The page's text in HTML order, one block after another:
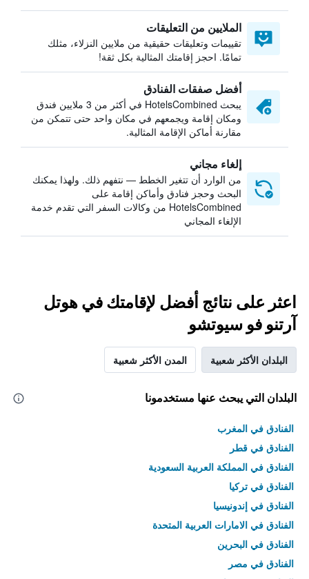
الملايين من التعليقات
تقييمات وتعليقات حقيقية من ملايين النزلاء، مثلك
تمامًا. احجز إقامتك المثالية بكل ثقة!
أفضل صفقات الفنادق
يبحث HotelsCombined في أكثر من 3 ملايين فندق
ومكان إقامة ويجمعهم في مكان واحد حتى تتمكن من
مقارنة أماكن الإقامة المثالية.
إلغاء مجاني
من الوارد أن تتغير الخطط — نتفهم ذلك. ولهذا يمكنك
البحث وحجز فنادق وأماكن إقامة على
HotelsCombined من وكالات السفر التي تقدم خدمة
الإلغاء المجاني
اعثر على نتائج أفضل لإقامتك في هوتل
آرتنو فو سيوتشو
البلدان الأكثر شعبية المدن الأكثر شعبية
البلدان التي يبحث عنها مستخدمونا
الفنادق في المغرب
الفنادق في قطر
الفنادق في المملكة العربية السعودية
الفنادق في تركيا
الفنادق في إندونيسيا
الفنادق في الامارات العربية المتحدة
الفنادق في البحرين
الفنادق في مصر